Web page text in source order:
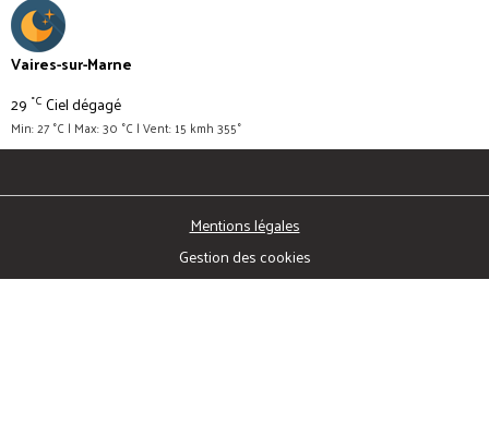
Vaires-sur-Marne
29 °C Ciel dégagé
Min: 27 °C | Max: 30 °C | Vent: 15 kmh 355°
Mentions légales
Gestion des cookies